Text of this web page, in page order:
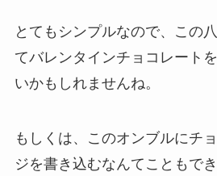
とてもシンプルなので、この
てバレンタインチョコレート
いかもしれませんね。
もしくは、このオンブルにチ
ジを書き込むなんてこともでき